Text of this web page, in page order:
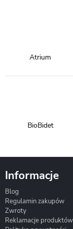
Atrium
BioBidet
Informacje
Blog
Regulamin zakupów
Zwroty
Reklamacje produktów